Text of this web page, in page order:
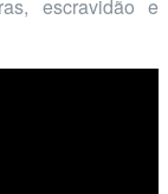
escravidão e